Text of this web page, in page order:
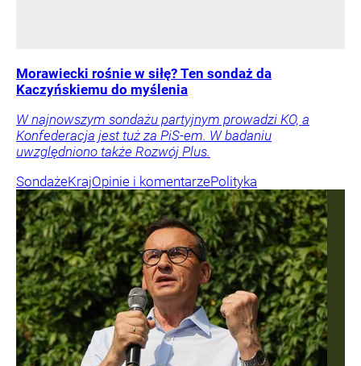
Morawiecki rośnie w siłę? Ten sondaż da
Kaczyńskiemu do myślenia
W najnowszym sondażu partyjnym prowadzi KO, a
Konfederacja jest tuż za PiS-em. W badaniu
uwzględniono także Rozwój Plus.
SondażeKrajOpinie i komentarzePolityka